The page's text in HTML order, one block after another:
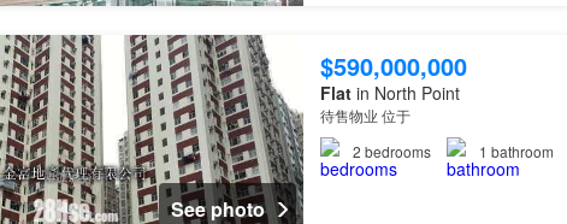
See photo
$590,000,000
Flatin North Point
待售物业 位于
2 bedrooms 1 bathroom